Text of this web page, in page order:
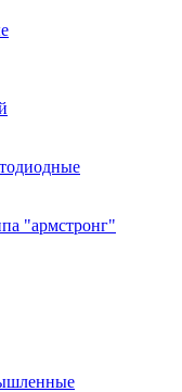
"армстронг"